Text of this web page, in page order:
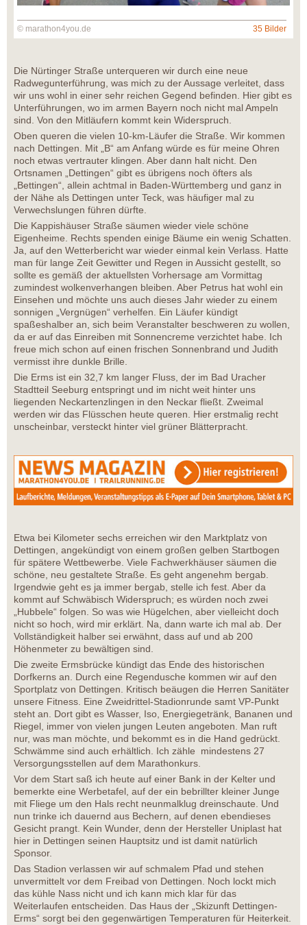
© marathon4you.de 35 Bilder
Die Nürtinger Straße unterqueren wir durch eine neue
Radwegunterführung, was mich zu der Aussage verleitet, dass
wir uns wohl in einer sehr reichen Gegend befinden. Hier gibt es
Unterführungen, wo im armen Bayern noch nicht mal Ampeln
sind. Von den Mitläufern kommt kein Widerspruch.
Oben queren die vielen 10-km-Läufer die Straße. Wir kommen
nach Dettingen. Mit „B“ am Anfang würde es für meine Ohren
noch etwas vertrauter klingen. Aber dann halt nicht. Den
Ortsnamen „Dettingen“ gibt es übrigens noch öfters als
„Bettingen“, allein achtmal in Baden-Württemberg und ganz in
der Nähe als Dettingen unter Teck, was häufiger mal zu
Verwechslungen führen dürfte.
Die Kappishäuser Straße säumen wieder viele schöne
Eigenheime. Rechts spenden einige Bäume ein wenig Schatten.
Ja, auf den Wetterbericht war wieder einmal kein Verlass. Hatte
man für lange Zeit Gewitter und Regen in Aussicht gestellt, so
sollte es gemäß der aktuellsten Vorhersage am Vormittag
zumindest wolkenverhangen bleiben. Aber Petrus hat wohl ein
Einsehen und möchte uns auch dieses Jahr wieder zu einem
sonnigen „Vergnügen“ verhelfen. Ein Läufer kündigt
spaßeshalber an, sich beim Veranstalter beschweren zu wollen,
da er auf das Einreiben mit Sonnencreme verzichtet habe. Ich
freue mich schon auf einen frischen Sonnenbrand und Judith
vermisst ihre dunkle Brille.
Die Erms ist ein 32,7 km langer Fluss, der im Bad Uracher
Stadtteil Seeburg entspringt und im nicht weit hinter uns
liegenden Neckartenzlingen in den Neckar fließt. Zweimal
werden wir das Flüsschen heute queren. Hier erstmalig recht
unscheinbar, versteckt hinter viel grüner Blätterpracht.
Etwa bei Kilometer sechs erreichen wir den Marktplatz von
Dettingen, angekündigt von einem großen gelben Startbogen
für spätere Wettbewerbe. Viele Fachwerkhäuser säumen die
schöne, neu gestaltete Straße. Es geht angenehm bergab.
Irgendwie geht es ja immer bergab, stelle ich fest. Aber da
kommt auf Schwäbisch Widerspruch; es würden noch zwei
„Hubbele“ folgen. So was wie Hügelchen, aber vielleicht doch
nicht so hoch, wird mir erklärt. Na, dann warte ich mal ab. Der
Vollständigkeit halber sei erwähnt, dass auf und ab 200
Höhenmeter zu bewältigen sind.
Die zweite Ermsbrücke kündigt das Ende des historischen
Dorfkerns an. Durch eine Regendusche kommen wir auf den
Sportplatz von Dettingen. Kritisch beäugen die Herren Sanitäter
unsere Fitness. Eine Zweidrittel-Stadionrunde samt VP-Punkt
steht an. Dort gibt es Wasser, Iso, Energiegetränk, Bananen und
Riegel, immer von vielen jungen Leuten angeboten. Man ruft
nur, was man möchte, und bekommt es in die Hand gedrückt.
Schwämme sind auch erhältlich. Ich zähle mindestens 27
Versorgungsstellen auf dem Marathonkurs.
Vor dem Start saß ich heute auf einer Bank in der Kelter und
bemerkte eine Werbetafel, auf der ein bebrillter kleiner Junge
mit Fliege um den Hals recht neunmalklug dreinschaute. Und
nun trinke ich dauernd aus Bechern, auf denen ebendieses
Gesicht prangt. Kein Wunder, denn der Hersteller Uniplast hat
hier in Dettingen seinen Hauptsitz und ist damit natürlich
Sponsor.
Das Stadion verlassen wir auf schmalem Pfad und stehen
unvermittelt vor dem Freibad von Dettingen. Noch lockt mich
das kühle Nass nicht und ich kann mich klar für das
Weiterlaufen entscheiden. Das Haus der „Skizunft Dettingen-
Erms“ sorgt bei den gegenwärtigen Temperaturen für Heiterkeit.